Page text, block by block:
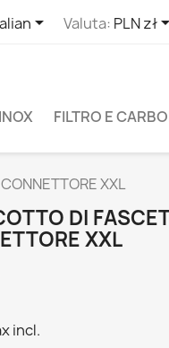
 Valuta: PLN zł
FILTRO E
XXL
DI
XXL
incl.